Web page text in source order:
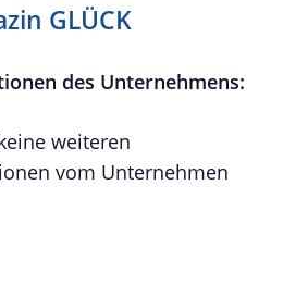
GLÜCK
des Unternehmens:
weiteren
vom Unternehmen